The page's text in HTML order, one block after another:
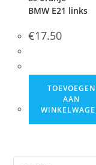
BMW E21 links
€17.50
TOEVOEGEN
AAN